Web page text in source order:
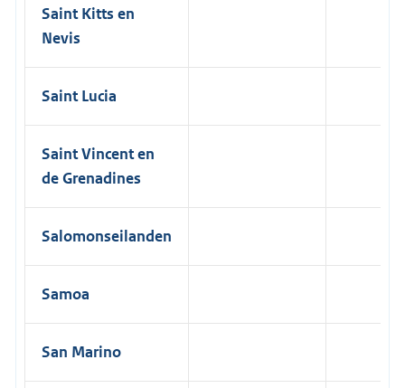
Saint Kitts en
Nevis
Saint Lucia
Saint Vincent en
de Grenadines
Salomonseilanden
Samoa
San Marino